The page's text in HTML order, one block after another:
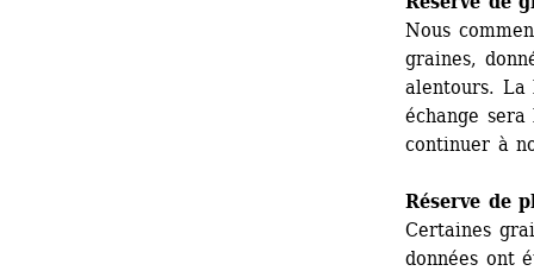
Nous
graines,
alentours. La
échange
continuer à
Réserve de
Certaines
données ont